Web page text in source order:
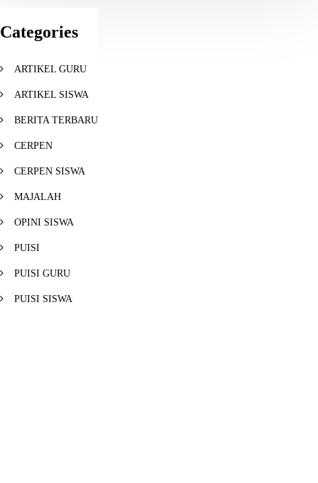
Categories
ARTIKEL GURU
ARTIKEL SISWA
BERITA TERBARU
CERPEN
CERPEN SISWA
MAJALAH
OPINI SISWA
PUISI
PUISI GURU
PUISI SISWA